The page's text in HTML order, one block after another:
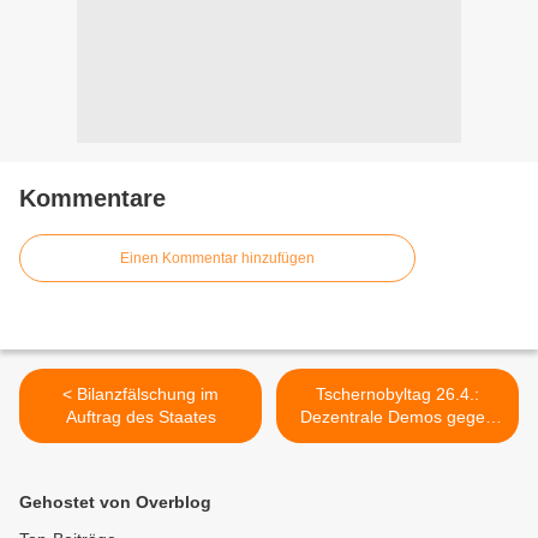
Kommentare
Einen Kommentar hinzufügen
< Bilanzfälschung im
Auftrag des Staates
Tschernobyltag 26.4.:
Dezentrale Demos gegen
Atomkraft >
Gehostet von Overblog